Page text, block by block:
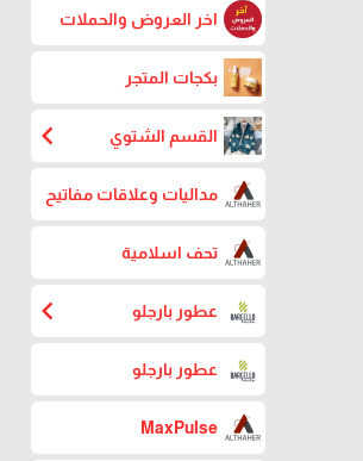
اخر العروض والحملات
بكجات المتجر
القسم الشتوي chevron_left
مداليات وعلاقات مفاتيح
تحف اسلامية
عطور بارجلو chevron_left
عطور بارجلو
MaxPulse